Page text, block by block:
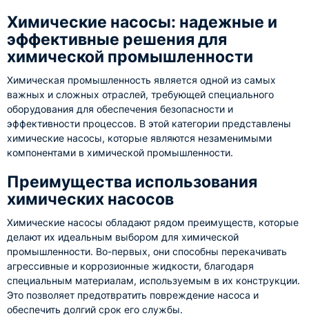
Химические насосы: надежные и
эффективные решения для
химической промышленности
Химическая промышленность является одной из самых
важных и сложных отраслей, требующей специального
оборудования для обеспечения безопасности и
эффективности процессов. В этой категории представлены
химические насосы, которые являются незаменимыми
компонентами в химической промышленности.
Преимущества использования
химических насосов
Химические насосы обладают рядом преимуществ, которые
делают их идеальным выбором для химической
промышленности. Во-первых, они способны перекачивать
агрессивные и коррозионные жидкости, благодаря
специальным материалам, используемым в их конструкции.
Это позволяет предотвратить повреждение насоса и
обеспечить долгий срок его службы.